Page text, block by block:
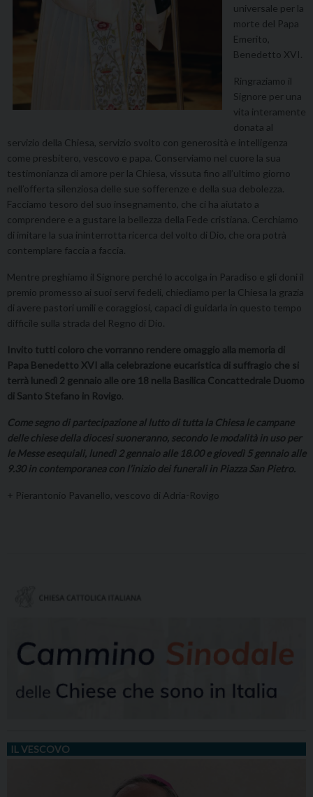
universale per la
morte del Papa
Emerito,
Benedetto XVI.
Ringraziamo il
Signore per una
vita interamente
donata al
servizio della Chiesa, servizio svolto con generosità e intelligenza
come presbitero, vescovo e papa. Conserviamo nel cuore la sua
testimonianza di amore per la Chiesa, vissuta fino all’ultimo giorno
nell’offerta silenziosa delle sue sofferenze e della sua debolezza.
Facciamo tesoro del suo insegnamento, che ci ha aiutato a
comprendere e a gustare la bellezza della Fede cristiana. Cerchiamo
di imitare la sua ininterrotta ricerca del volto di Dio, che ora potrà
contemplare faccia a faccia.
Mentre preghiamo il Signore perché lo accolga in Paradiso e gli doni il
premio promesso ai suoi servi fedeli, chiediamo per la Chiesa la grazia
di avere pastori umili e coraggiosi, capaci di guidarla in questo tempo
difficile sulla strada del Regno di Dio.
Invito tutti coloro che vorranno rendere omaggio alla memoria di
Papa Benedetto XVI alla celebrazione eucaristica di suffragio che si
terrà lunedì 2 gennaio alle ore 18 nella Basilica Concattedrale Duomo
di Santo Stefano in Rovigo
Come segno di partecipazione al lutto di tutta la Chiesa le campane
delle chiese della diocesi suoneranno, secondo le modalità in uso per
le Messe esequiali, lunedì 2 gennaio alle 18.00 e giovedì 5 gennaio alle
9.30 in contemporanea con l’inizio dei funerali in Piazza San Pietro.
+ Pierantonio Pavanello, vescovo di Adria-Rovigo
IL VESCOVO